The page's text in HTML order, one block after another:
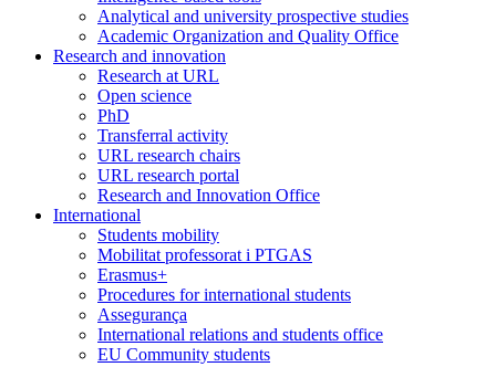
Analytical and university prospective studies
Academic Organization and Quality Office
Research and innovation
Research at URL
Open science
PhD
Transferral activity
URL research chairs
URL research portal
Research and Innovation Office
International
Students mobility
Mobilitat professorat i PTGAS
Erasmus+
Procedures for international students
Assegurança
International relations and students office
EU Community students